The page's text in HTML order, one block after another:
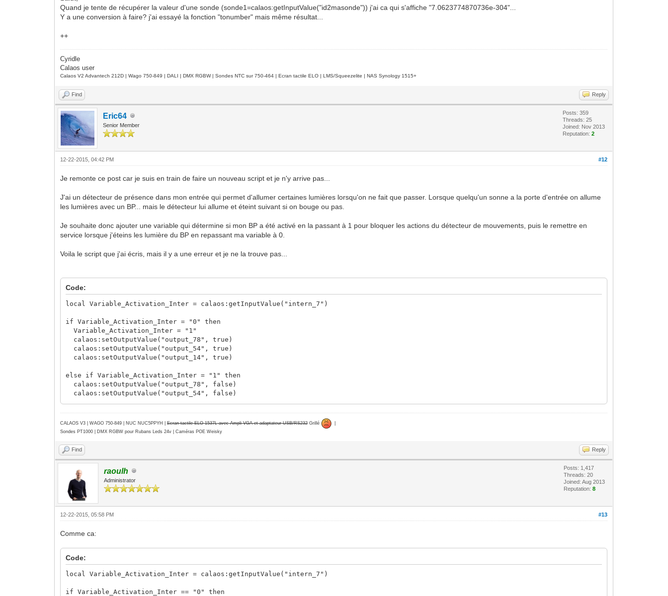
Quand je tente de récupérer la valeur d'une sonde (sonde1=calaos:getInputValue("id2masonde")) j'ai ca qui s'affiche "7.0623774870736e-304"...
Y a une conversion à faire? j'ai essayé la fonction "tonumber" mais même résultat...
++
Cyridle
Calaos user
Calaos V2 Advantech 212D | Wago 750-849 | DALI | DMX RGBW | Sondes NTC sur 750-464 | Ecran tactile ELO | LMS/Squeezelite | NAS Synology 1515+
Find Reply
Eric64
Senior Member
Posts: 359
Threads: 25
Joined: Nov 2013
Reputation:2
#12
12-22-2015, 04:42 PM
Je remonte ce post car je suis en train de faire un nouveau script et je n'y arrive pas...
J'ai un détecteur de présence dans mon entrée qui permet d'allumer certaines lumières lorsqu'on ne fait que passer. Lorsque quelqu'un sonne a la porte d'entrée on allume
les lumières avec un BP... mais le détecteur lui allume et éteint suivant si on bouge ou pas.
Je souhaite donc ajouter une variable qui détermine si mon BP a été activé en la passant à 1 pour bloquer les actions du détecteur de mouvements, puis le remettre en
service lorsque j'éteins les lumière du BP en repassant ma variable à 0.
Voila le script que j'ai écris, mais il y a une erreur et je ne la trouve pas...
Code:
local Variable_Activation_Inter = calaos:getInputValue("intern_7")
if Variable_Activation_Inter = "0" then
Variable_Activation_Inter = "1"
calaos:setOutputValue("output_78", true)
calaos:setOutputValue("output_54", true)
calaos:setOutputValue("output_14", true)
else if Variable_Activation_Inter = "1" then
calaos:setOutputValue("output_78", false)
calaos:setOutputValue("output_54", false)
end
CALAOS V3 | WAGO 750-849 | NUC NUC5PPYH |Ecran tactile ELO 1537L avec Ampli VGA et adaptateur USB/RS232Grillé
Sondes PT1000 | DMX RGBW pour Rubans Leds 24v | Caméras POE Weisky
Find Reply
raoulh
Administrator
Posts: 1,417
Threads: 20
Joined: Aug 2013
Reputation:8
#13
12-22-2015, 05:58 PM
Comme ca:
Code:
local Variable_Activation_Inter = calaos:getInputValue("intern_7")
if Variable_Activation_Inter == "0" then